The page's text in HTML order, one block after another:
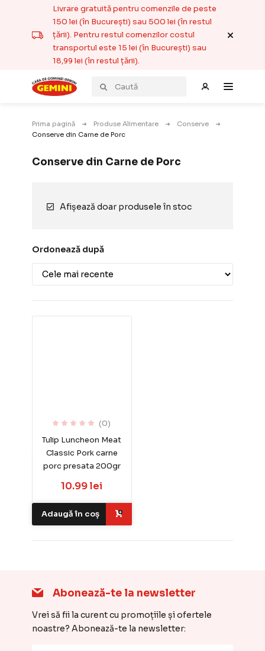
Livrare gratuită pentru comenzile de peste
150 lei (în București) sau 500 lei (în restul
țării). Pentru restul comenzilor costul
transportul este 15 lei (în București) sau
18,99 lei (în restul țării).
Prima pagină Produse Alimentare
Conserve
Conserve din Carne de Porc
Conserve din Carne de Porc
Afișează doar produsele în stoc
Ordonează după
(0)
Tulip Luncheon Meat
Classic Pork carne
porc presata 200gr
10.99 lei
Adaugă în coș
Abonează-te la newsletter
Vrei să fii la curent cu promoțiile și ofertele
noastre? Abonează-te la newsletter: